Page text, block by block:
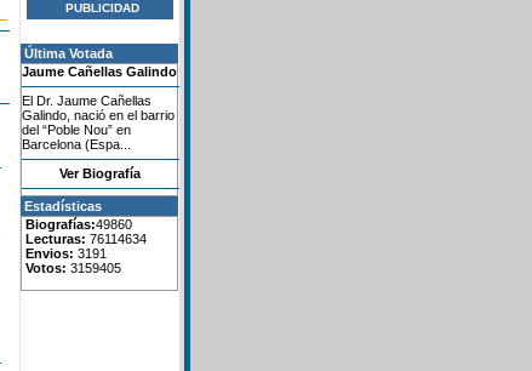
PUBLICIDAD
Última Votada
Jaume Cañellas Galindo
El Dr. Jaume Cañellas
Galindo, nació en el barrio
del “Poble Nou” en
Barcelona (Espa...
Ver Biografía
Estadísticas
Biografías:49860
Lecturas: 76114634
Envios: 3191
Votos: 3159405